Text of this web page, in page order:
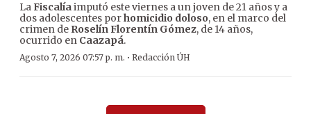
LaFiscalíaimputó este viernes a un joven de 21 años y a
dos adolescentes porhomicidio doloso, en el marco del
crimen de Roselín Florentín Gómez, de 14 años,
ocurrido en Caazapá.
Agosto 7, 2026 07:57 p. m. · Redacción ÚH